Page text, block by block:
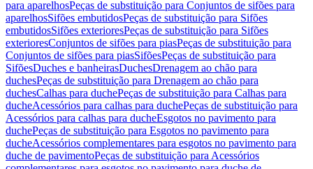
para aparelhosPeças de substituição para Conjuntos de sifões para
aparelhosSifões embutidosPeças de substituição para Sifões
embutidosSifões exterioresPeças de substituição para Sifões
exterioresConjuntos de sifões para piasPeças de substituição para
Conjuntos de sifões para piasSifõesPeças de substituição para
SifõesDuches e banheirasDuchesDrenagem ao chão para
duchesPeças de substituição para Drenagem ao chão para
duchesCalhas para duchePeças de substituição para Calhas para
ducheAcessórios para calhas para duchePeças de substituição para
Acessórios para calhas para ducheEsgotos no pavimento para
duchePeças de substituição para Esgotos no pavimento para
ducheAcessórios complementares para esgotos no pavimento para
duche de pavimentoPeças de substituição para Acessórios